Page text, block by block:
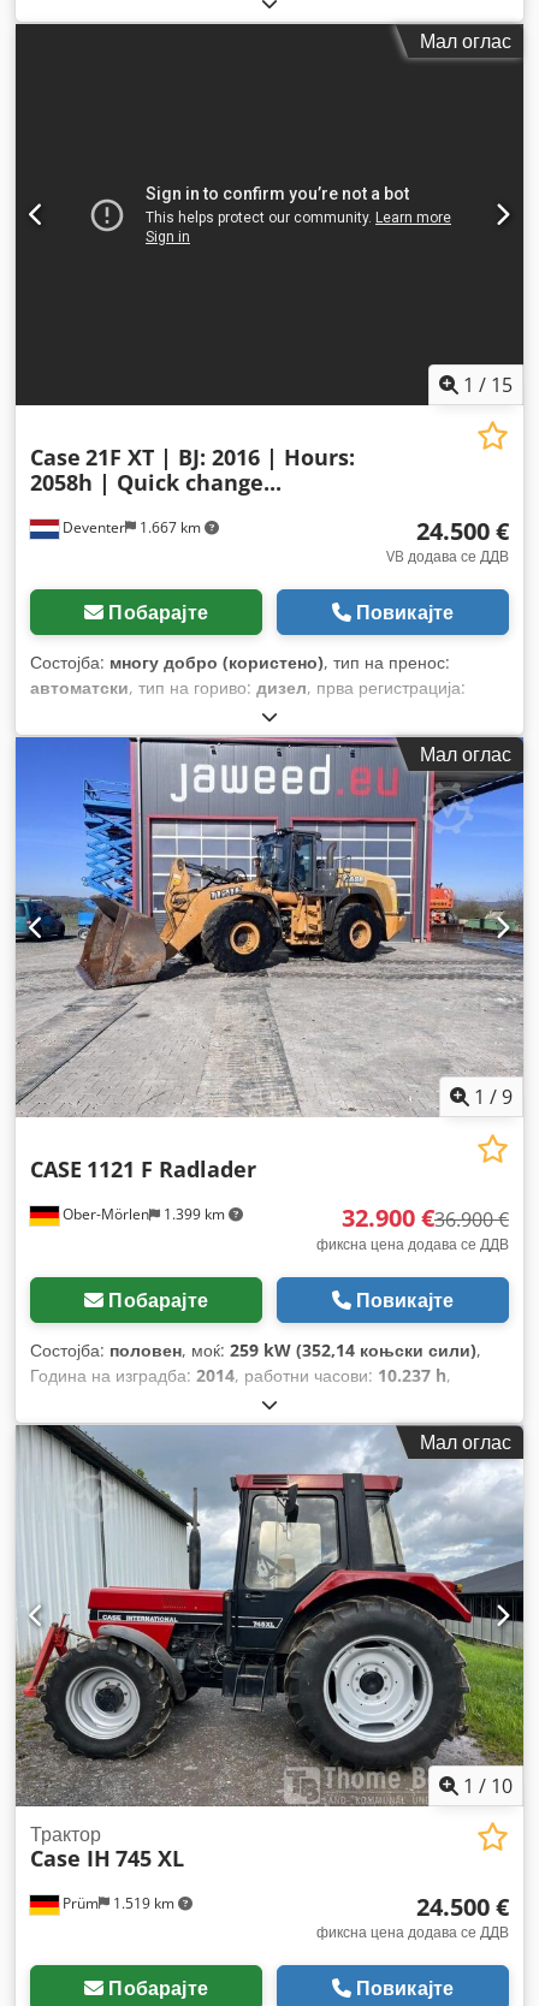
Мал оглас
1 / 15
Deventer 1.667 km
Case 21F XT | BJ: 2016 | Hours:
2058h | Quick change...
24.500 €
VB додава се ДДВ
Побарајте Повикајте
Состојба: многу добро (користено), тип на пренос:
автоматски, тип на гориво: дизел, прва регистрација:
, Година на изградба:2016
h, Опрема:кабина,
Мал оглас
1 /9
Ober-Mörlen 1.399 km
CASE 1121 F Radlader
32.900 €36.900 €
фиксна цена додава се ДДВ
Побарајте Повикајте
Состојба: половен, моќ: 259 kW (352,14 коњски сили),
Година на изградба: 2014, работни часови: 10.237 h,
Мал оглас
1 / 10
Prüm 1.519 km
Трактор
Case IH 745 XL
24.500 €
фиксна цена додава се ДДВ
Побарајте Повикајте